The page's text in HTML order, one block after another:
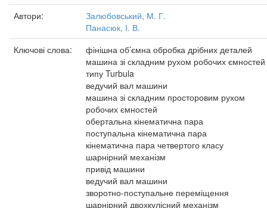
Автори:
Залюбовський, М. Г.
Панасюк, І. В.
Ключові слова:
фінішна об’ємна обробка дрібних деталей
машина зі складним рухом робочих ємностей
типу Turbula
ведучий вал машини
машина зі складним просторовим рухом
робочих ємностей
обертальна кінематична пара
поступальна кінематична пара
кінематична пара четвертого класу
шарнірний механізм
привід машини
ведучий вал машини
зворотно-поступальне переміщення
шарнірний двохкулісний механізм